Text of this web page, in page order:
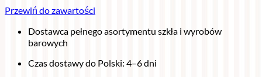
Przewiń do zawartości
Dostawca pełnego asortymentu szkła i wyrobów
barowych
Czas dostawy do Polski: 4–6 dni